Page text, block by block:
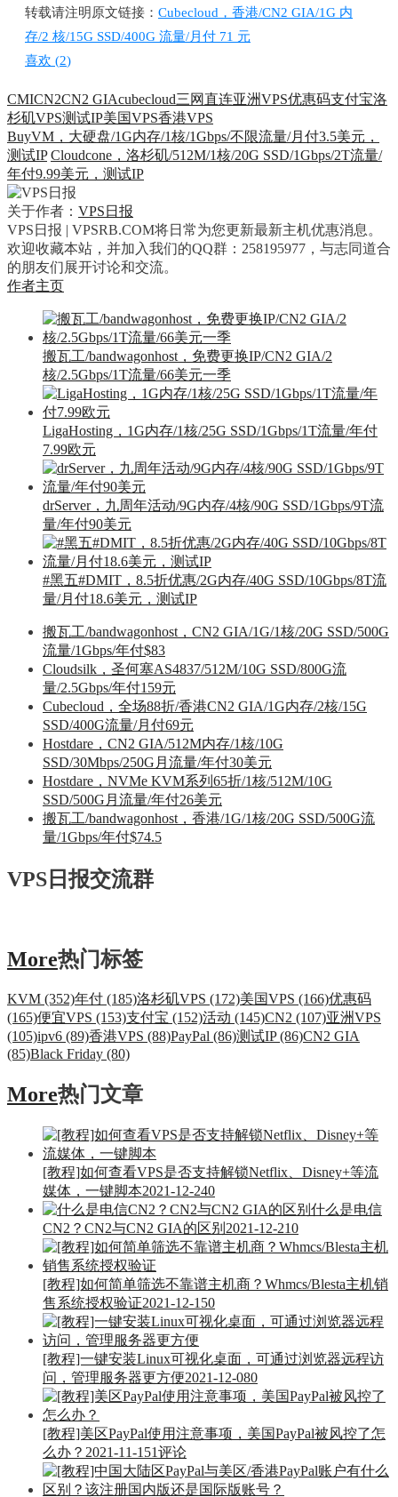
转载请注明原文链接： Cubecloud，香港/CN2 GIA/1G 内
存/2 核/15G SSD/400G 流量/月付 71 元
喜欢 (2)
CMICN2CN2 GIAcubecloud三网直连亚洲VPS优惠码支付宝洛
杉矶VPS测试IP美国VPS香港VPS
BuyVM，大硬盘/1G内存/1核/1Gbps/不限流量/月付3.5美元，
测试IP Cloudcone，洛杉矶/512M/1核/20G SSD/1Gbps/2T流量/
年付9.99美元，测试IP
关于作者： VPS日报
VPS日报 | VPSRB.COM将日常为您更新最新主机优惠消息。
欢迎收藏本站，并加入我们的QQ群：258195977，与志同道合
的朋友们展开讨论和交流。
作者主页
搬瓦工/bandwagonhost，免费更换IP/CN2 GIA/2
核/2.5Gbps/1T流量/66美元一季
LigaHosting，1G内存/1核/25G SSD/1Gbps/1T流量/年付
7.99欧元
drServer，九周年活动/9G内存/4核/90G SSD/1Gbps/9T流
量/年付90美元
#黑五#DMIT，8.5折优惠/2G内存/40G SSD/10Gbps/8T流
量/月付18.6美元，测试IP
搬瓦工/bandwagonhost，CN2 GIA/1G/1核/20G SSD/500G
流量/1Gbps/年付$83
Cloudsilk，圣何塞AS4837/512M/10G SSD/800G流
量/2.5Gbps/年付159元
Cubecloud，全场88折/香港CN2 GIA/1G内存/2核/15G
SSD/400G流量/月付69元
Hostdare，CN2 GIA/512M内存/1核/10G
SSD/30Mbps/250G月流量/年付30美元
Hostdare，NVMe KVM系列65折/1核/512M/10G
SSD/500G月流量/年付26美元
搬瓦工/bandwagonhost，香港/1G/1核/20G SSD/500G流
量/1Gbps/年付$74.5
VPS日报交流群
More热门标签
KVM (352)年付 (185)洛杉矶VPS (172)美国VPS (166)优惠码
(165)便宜VPS (153)支付宝 (152)活动 (145)CN2 (107)亚洲VPS
(105)ipv6 (89)香港VPS (88)PayPal (86)测试IP (86)CN2 GIA
(85)Black Friday (80)
More热门文章
[教程]如何查看VPS是否支持解锁Netflix、Disney+等流
媒体，一键脚本2021-12-240
什么是电信
CN2？CN2与CN2 GIA的区别 2021-12-210
[教程]如何简单筛选不靠谱主机商？Whmcs/Blesta主机销
售系统授权验证2021-12-150
[教程]一键安装Linux可视化桌面，可通过浏览器远程访
问，管理服务器更方便2021-12-080
[教程]美区PayPal使用注意事项，美国PayPal被风控了怎
么办？ 2021-11-151评论